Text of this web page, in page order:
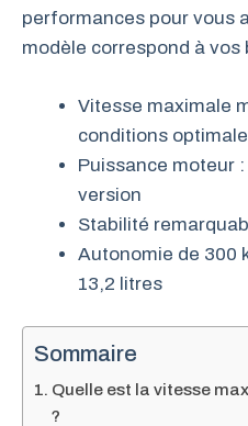
performances pour vous
modèle correspond à vos
Vitesse maximale
conditions
Puissance moteur
version
Stabilité
Autonomie de 300
13,2 litres
Sommaire
Quelle est la vitesse
?